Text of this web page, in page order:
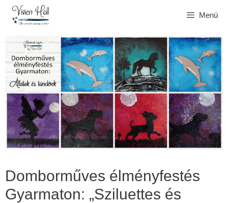
Kilépés
Menü
Domborműves élményfestés
Gyarmaton: „Sziluettes és